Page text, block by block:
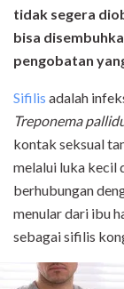
tidak segera
bisa
pengobatan
Sifilis adalah
Treponema
kontak seksual
melalui luka kecil
berhubungan
menular dari ibu
sebagai sifilis